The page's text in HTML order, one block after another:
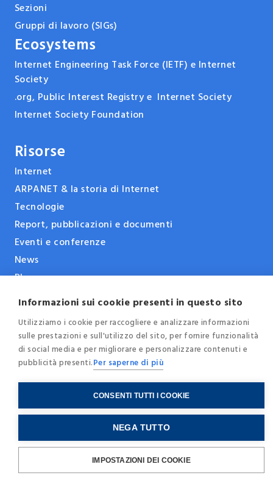
Sezioni
Gruppi di lavoro (SIGs)
Ecosystems
Internet Engineering Task Force (IETF) e Internet
Society
.org, Public Interest Registry e Internet Society
Internet Society Foundation
Risorse
Internet
ARPANET & la storia di Internet
Tecnologie
Report, pubblicazioni e documenti
Eventi e conferenze
News
Blog
© 2025 - Internet Society Italia -Privacy-Cookie
Policy-Credits
C.F. / P.IVA
Informazioni sui cookie presenti in questo sito
Utilizziamo i cookie per raccogliere e analizzare informazioni
sulle prestazioni e sull'utilizzo del sito, per fornire funzionalità
di social media e per migliorare e personalizzare contenuti e
pubblicità presenti.Per saperne di più
CONSENTI TUTTI I COOKIE
NEGA TUTTO
IMPOSTAZIONI DEI COOKIE